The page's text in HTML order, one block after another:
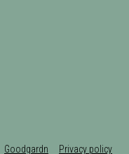
Goodgardn Privacy policy